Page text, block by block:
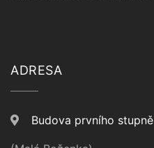
ADRESA
Budova prvního stupně